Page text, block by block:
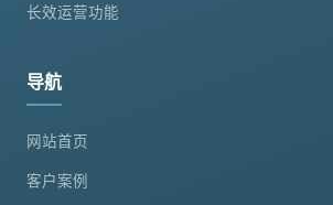
长效运营功能
导航
网站首页
客户案例